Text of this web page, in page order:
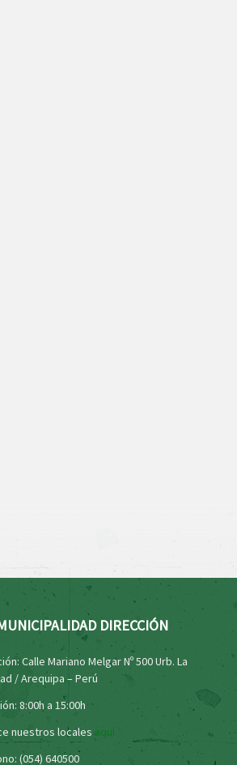
DIRECCIÓN
Calle Mariano Melgar Nº 500 Urb. La
/ Arequipa – Perú
8:00h a 15:00h
nuestros locales aquí
(054) 640500